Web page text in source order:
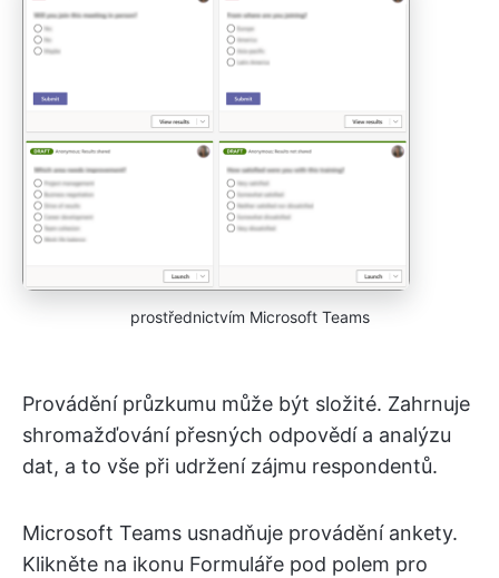
prostřednictvím Microsoft Teams
Provádění průzkumu může být složité. Zahrnuje
shromažďování přesných odpovědí a analýzu
dat, a to vše při udržení zájmu respondentů.
Microsoft Teams usnadňuje provádění ankety.
Klikněte na ikonu Formuláře pod polem pro